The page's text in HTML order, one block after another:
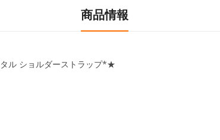
商品情報
ル ショルダーストラップ*★